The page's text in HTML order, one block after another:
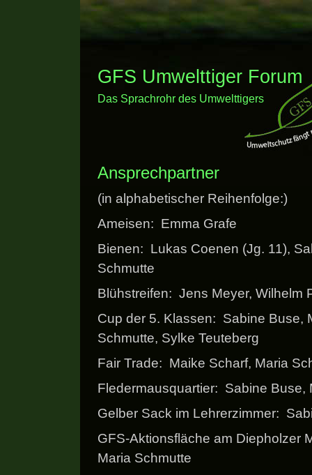
GFS Umwelttiger Forum
Das Sprachrohr des Umwelttigers
Ansprechpartner
(in alphabetischer Reihenfolge:)
Ameisen: Emma Grafe
Bienen: Lukas Coenen (Jg. 11),
Schmutte
Blühstreifen: Jens Meyer, Wilhelm
Cup der 5. Klassen: Sabine Buse,
Schmutte, Sylke Teuteberg
Fair Trade: Maike Scharf, Maria
Fledermausquartier: Sabine Buse,
Gelber Sack im Lehrerzimmer:
GFS-Aktionsfläche am Diepholzer
Maria Schmutte